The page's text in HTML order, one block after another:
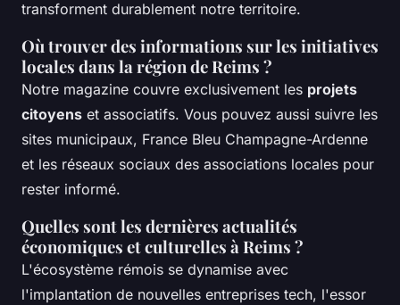
transforment durablement notre territoire.
Où trouver des informations sur les initiatives
locales dans la région de Reims ?
Notre magazine couvre exclusivement les projets
citoyens et associatifs. Vous pouvez aussi suivre les
sites municipaux, France Bleu Champagne-Ardenne
et les réseaux sociaux des associations locales pour
rester informé.
Quelles sont les dernières actualités
économiques et culturelles à Reims ?
L'écosystème rémois se dynamise avec
l'implantation de nouvelles entreprises tech, l'essor